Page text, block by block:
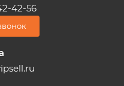
42-56